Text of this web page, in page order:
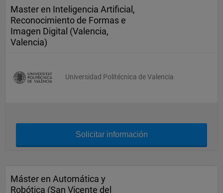
Master en Inteligencia Artificial,
Reconocimiento de Formas e
Imagen Digital (Valencia,
Valencia)
Universidad Politécnica de Valencia
Solicitar información
Máster en Automática y
Robótica (San Vicente del